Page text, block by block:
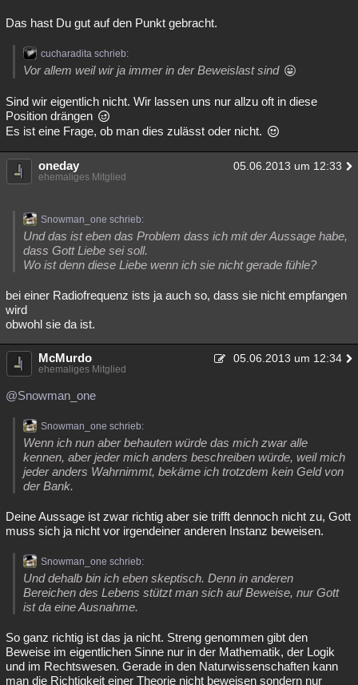
Das hast Du gut auf den Punkt gebracht.
cucharadita schrieb:
Vor allem weil wir ja immer in der Beweislast sind
Sind wir eigentlich nicht. Wir lassen uns nur allzu oft in diese
Position drängen
Es ist eine Frage, ob man dies zulässt oder nicht.
oneday 05.06.2013 um 12:33
ehemaliges Mitglied
Snowman_one schrieb:
Und das ist eben das Problem dass ich mit der Aussage habe,
dass Gott Liebe sei soll.
Wo ist denn diese Liebe wenn ich sie nicht gerade fühle?
bei einer Radiofrequenz ists ja auch so, dass sie nicht empfangen
wird
obwohl sie da ist.
McMurdo 05.06.2013 um 12:34
ehemaliges Mitglied
@Snowman_one
Snowman_one schrieb:
Wenn ich nun aber behauten würde das mich zwar alle
kennen, aber jeder mich anders beschreiben würde, weil mich
jeder anders Wahrnimmt, bekäme ich trotzdem kein Geld von
der Bank.
Deine Aussage ist zwar richtig aber sie trifft dennoch nicht zu, Gott
muss sich ja nicht vor irgendeiner anderen Instanz beweisen.
Snowman_one schrieb:
Und dehalb bin ich eben skeptisch. Denn in anderen
Bereichen des Lebens stützt man sich auf Beweise, nur Gott
ist da eine Ausnahme.
So ganz richtig ist das ja nicht. Streng genommen gibt den
Beweise im eigentlichen Sinne nur in der Mathematik, der Logik
und im Rechtswesen. Gerade in den Naturwissenschaften kann
man die Richtigkeit einer Theorie nicht beweisen sondern nur